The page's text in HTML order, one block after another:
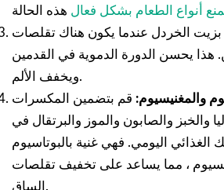
أنواع الطعام بشكل فعال
الخردل عندما يكون هناك تقلصات
هذا يحسن الدورة الدموية في القدمين
ويخفف الألم.
والمغنيسيوم: قم بتضمين المكسرات
والخبز والصابون والموز والبرتقال في
الغذائي اليومي. فهي غنية بالبوتاسيوم
، مما يساعد على تخفيف تقلصات
الساق.